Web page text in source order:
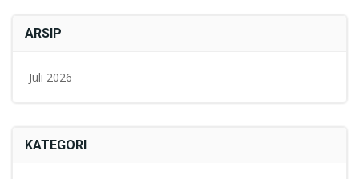
ARSIP
Juli 2026
KATEGORI